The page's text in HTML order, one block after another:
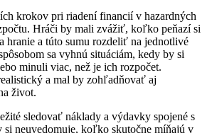
krokov pri riadení financií v hazardných
Hráči by mali zvážiť, koľko peňazí si
a túto sumu rozdeliť na jednotlivé
sa vyhnú situáciám, kedy by si
minuli viac, než je ich rozpočet.
a mal by zohľadňovať aj
život.
sledovať náklady a výdavky spojené s
si neuvedomuje, koľko skutočne míňajú v